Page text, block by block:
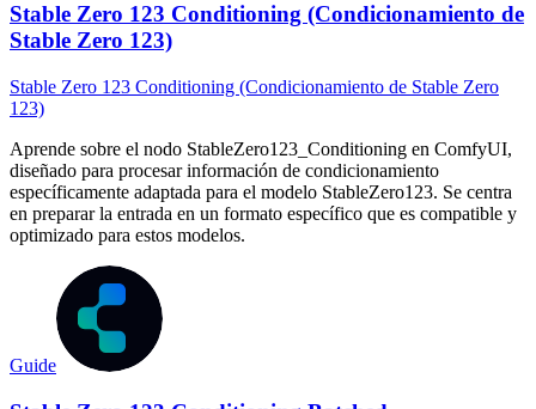
Stable Zero 123 Conditioning (Condicionamiento de
Stable Zero 123)
Stable Zero 123 Conditioning (Condicionamiento de Stable Zero
123)
Aprende sobre el nodo StableZero123_Conditioning en ComfyUI,
diseñado para procesar información de condicionamiento
específicamente adaptada para el modelo StableZero123. Se centra
en preparar la entrada en un formato específico que es compatible y
optimizado para estos modelos.
Guide